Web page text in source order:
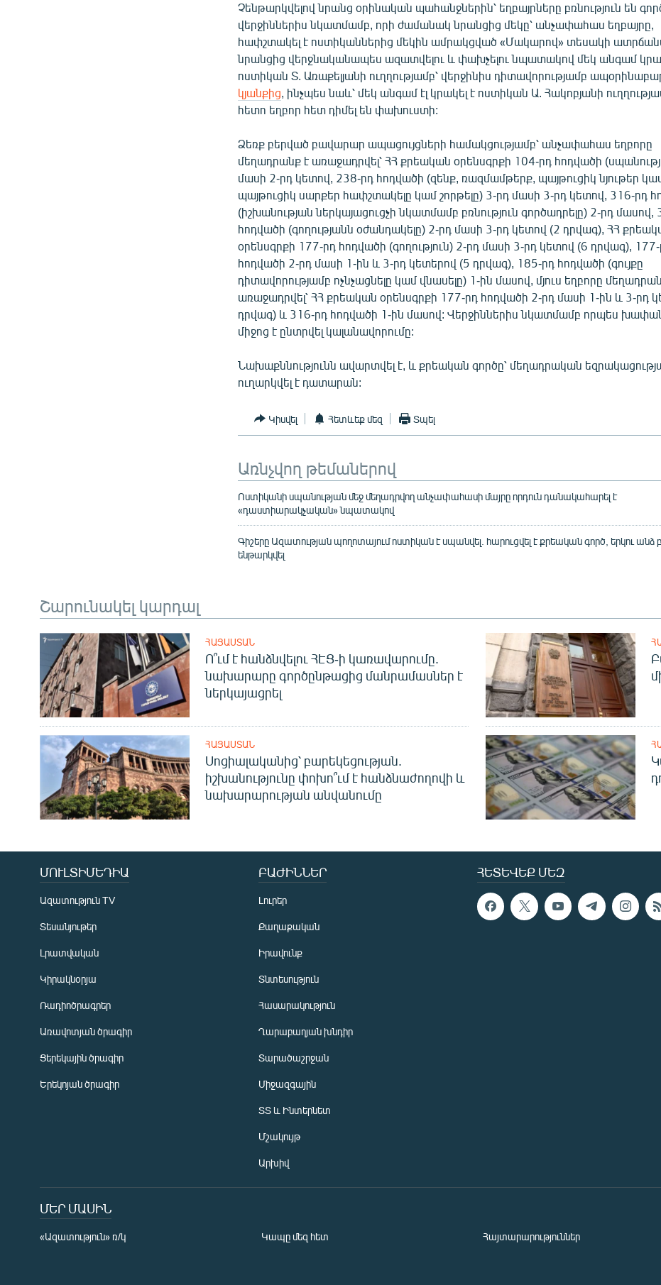
Չենթարկվելով նրանց օրինական պահանջներին՝ եղբայրները բռնություն են
վերջիններիս նկատմամբ, որի ժամանակ նրանցից մեկը՝ անչափահաս եղբայրը,
հափշտակել է ոստիկաններից մեկին ամրակցված «Մակարով» տեսակի
նրանցից վերջնականապես ազատվելու և փախչելու նպատակով մեկ անգամ
ոստիկան Տ. Առաքելյանի ուղղությամբ՝ վերջինիս դիտավորությամբ
կյանքից, ինչպես նաև՝ մեկ անգամ էլ կրակել է ոստիկան Ա. Հակոբյանի
հետո եղբոր հետ դիմել են փախուստի:
Ձեռք բերված բավարար ապացույցների համակցությամբ՝ անչափահաս եղբորը
մեղադրանք է առաջադրվել՝ ՀՀ քրեական օրենսգրքի 104-րդ հոդվածի
մասի 2-րդ կետով, 238-րդ հոդվածի (զենք, ռազմամթերք, պայթուցիկ նյութեր
պայթուցիկ սարքեր հափշտակելը կամ շորթելը) 3-րդ մասի 3-րդ կետով, 316-րդ
(իշխանության ներկայացուցչի նկատմամբ բռնություն գործադրելը) 2-րդ մասով,
հոդվածի (գողությանն օժանդակելը) 2-րդ մասի 3-րդ կետով (2 դրվագ), ՀՀ
օրենսգրքի 177-րդ հոդվածի (գողություն) 2-րդ մասի 3-րդ կետով (6 դրվագ),
հոդվածի 2-րդ մասի 1-ին և 3-րդ կետերով (5 դրվագ), 185-րդ հոդվածի (գույքը
դիտավորությամբ ոչնչացնելը կամ վնասելը) 1-ին մասով, մյուս եղբորը
առաջադրվել՝ ՀՀ քրեական օրենսգրքի 177-րդ հոդվածի 2-րդ մասի 1-ին և 3-րդ
դրվագ) և 316-րդ հոդվածի 1-ին մասով: Վերջիններիս նկատմամբ որպես
միջոց է ընտրվել կալանավորումը:
Նախաքննությունն ավարտվել է, և քրեական գործը՝ մեղադրական
ուղարկվել է դատարան:
Կիսվել Հետևեք մեզ Տպել
Առնչվող թեմաներով
Ոստիկանի սպանության մեջ մեղադրվող անչափահասի մայրը որդուն դանակահարել է
«դաստիարակչական» նպատակով
Գիշերը Ազատության պողոտայում ոստիկան է սպանվել. հարուցվել է քրեական գործ, երկու անձ
ենթարկվել
Շարունակել կարդալ
ՀԱՅԱՍՏԱՆ
Ո՞ւմ է հանձնվելու ՀԷՑ-ի կառավարումը.
նախարարը գործընթացից մանրամասներ է
ներկայացրել
ՀԱՅԱՍՏԱՆ
Սոցիալականից՝ բարեկեցության.
իշխանությունը փոխո՞ւմ է հանձնաժողովի և
նախարարության անվանումը
ՀԵՏԵՎԵՔ ՄԵԶ
ՄՈՒԼՏԻՄԵԴԻԱ
Ազատություն TV
Տեսանյութեր
Լրատվական
Կիրակնօրյա
Ռադիոծրագրեր
Առավոտյան ծրագիր
Ցերեկային ծրագիր
Երեկոյան ծրագիր
ԲԱԺԻՆՆԵՐ
Լուրեր
Քաղաքական
Իրավունք
Տնտեսություն
Հասարակություն
Ղարաբաղյան խնդիր
Տարածաշրջան
Միջազգային
ՏՏ և Ինտերնետ
Մշակույթ
Արխիվ
ՄԵՐ ՄԱՍԻՆ
«Ազատություն» ռ/կ Կապը մեզ հետ Հայտարարություններ